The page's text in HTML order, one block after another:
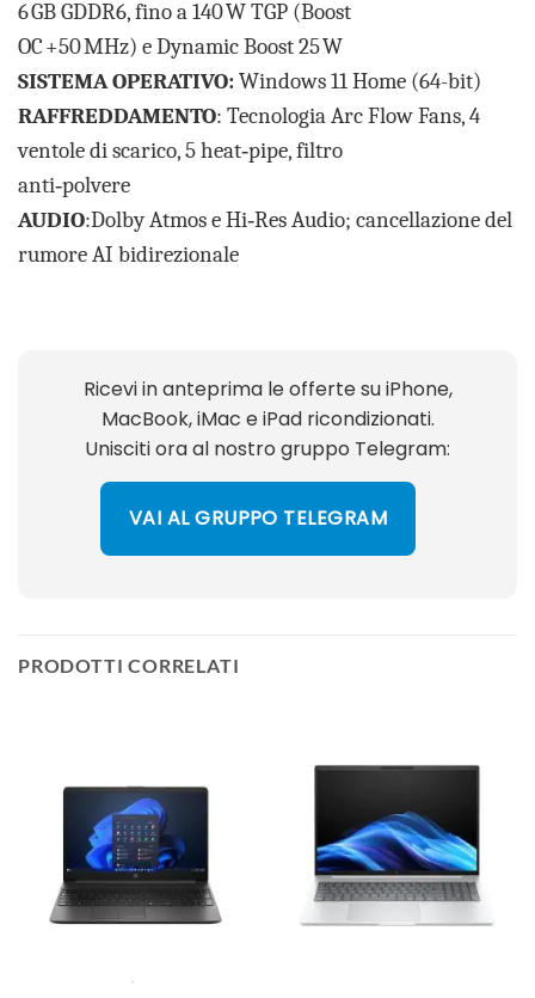
6 GB GDDR6, fino a 140 W TGP (Boost
OC +50 MHz) e Dynamic Boost 25 W
SISTEMA OPERATIVO:Windows 11 Home (64-bit)
RAFFREDDAMENTO: Tecnologia Arc Flow Fans, 4
ventole di scarico, 5 heat‑pipe, filtro
anti‑polvere
AUDIO:Dolby Atmos e Hi‑Res Audio; cancellazione del
rumore AI bidirezionale
Ricevi in anteprima le offerte su iPhone,
MacBook, iMac e iPad ricondizionati.
Unisciti ora al nostro gruppo Telegram:
VAI AL GRUPPO TELEGRAM
PRODOTTI CORRELATI